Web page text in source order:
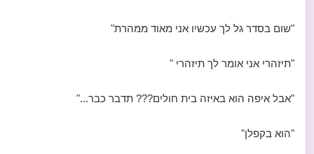
"שום בסדר גל לך עכשיו אני מאוד ממהרת"
"תיזהרי אני אומר לך תיזהרי "
"אבל איפה הוא באיזה בית חולים??? תדבר כבר..."
"הוא בקפלן"